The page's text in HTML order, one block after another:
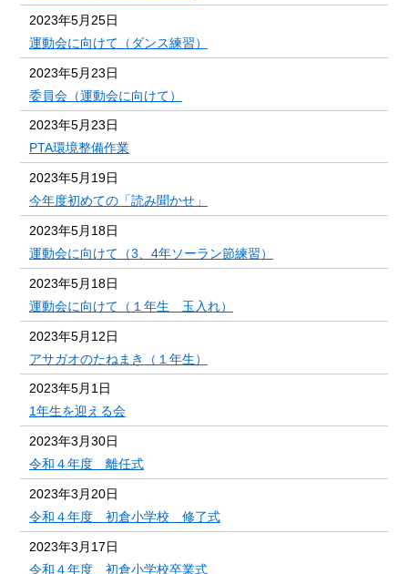
2023年5月25日
運動会に向けて（ダンス練習）
2023年5月23日
委員会（運動会に向けて）
2023年5月23日
PTA環境整備作業
2023年5月19日
今年度初めての「読み聞かせ」
2023年5月18日
運動会に向けて（3、4年ソーラン節練習）
2023年5月18日
運動会に向けて（１年生 玉入れ）
2023年5月12日
アサガオのたねまき（１年生）
2023年5月1日
1年生を迎える会
2023年3月30日
令和４年度 離任式
2023年3月20日
令和４年度 初倉小学校 修了式
2023年3月17日
令和４年度 初倉小学校卒業式